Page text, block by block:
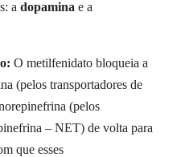
a dopamina e a
O metilfenidato bloqueia a
(pelos transportadores de
(pelos
– NET) de volta para
que esses